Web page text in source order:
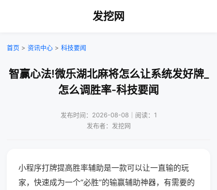
发挖网
首页 > 资讯中心 > 科技要闻
智赢心法!微乐湖北麻将怎么让系统发好牌_
怎么调胜率-科技要闻
发布时间：2026-08-08｜阅读：1
发布者：发挖网
小程序打牌提高胜率辅助是一款可以让一直输的玩
家，快速成为一个“必胜”的输赢辅助神器，有需要的